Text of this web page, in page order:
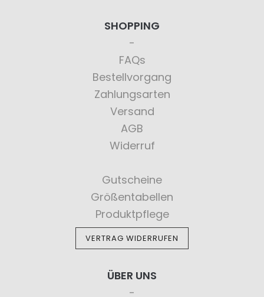
SHOPPING
FAQs
Bestellvorgang
Zahlungsarten
Versand
AGB
Widerruf
Gutscheine
Größentabellen
Produktpflege
VERTRAG WIDERRUFEN
ÜBER UNS